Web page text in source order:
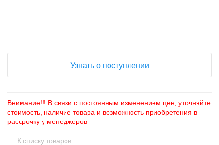
Узнать о поступлении
Внимание!!! В связи с постоянным изменением цен, уточняйте
стоимость, наличие товара и возможность приобретения в
рассрочку у менеджеров.
К списку товаров